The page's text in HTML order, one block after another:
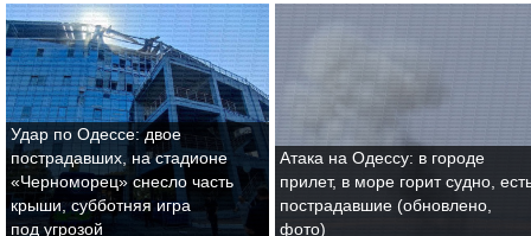
Удар по Одессе: двое
пострадавших, на стадионе
«Черноморец» снесло часть
крыши, субботняя игра
под угрозой
Атака на Одессу: в городе
прилет, в море горит судно,
пострадавшие (обновлено,
фото)